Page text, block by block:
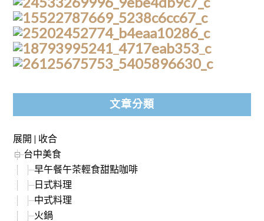
文章分類
展開 | 收合
台中美食
早午餐午茶輕食甜點咖啡
日式料理
中式料理
火鍋